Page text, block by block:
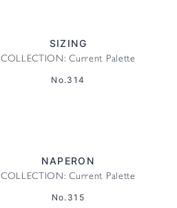
SIZING
COLLECTION: Current Palette
No.314
NAPERON
COLLECTION: Current Palette
No.315